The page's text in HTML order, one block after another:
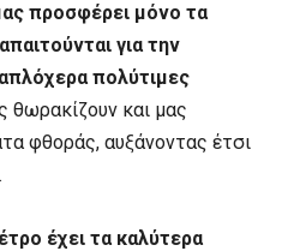
προσφέρει μόνο τα
για την
πολύτιμες
θωρακίζουν και μας
φθοράς, αυξάνοντας έτσι
έχει τα καλύτερα